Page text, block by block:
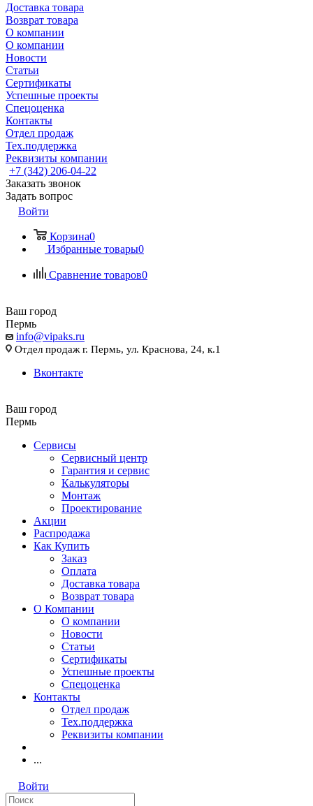
Доставка товара
Возврат товара
О компании
О компании
Новости
Статьи
Сертификаты
Успешные проекты
Спецоценка
Контакты
Отдел продаж
Тех.поддержка
Реквизиты компании
+7 (342) 206-04-22
Заказать звонок
Задать вопрос
Войти
Корзина0
Избранные товары0
Сравнение товаров0
Ваш город
Пермь
info@vipaks.ru
Отдел продаж г. Пермь, ул. Краснова, 24, к.1
Вконтакте
Ваш город
Пермь
Сервисы
Сервисный центр
Гарантия и сервис
Калькуляторы
Монтаж
Проектирование
Акции
Распродажа
Как Купить
Заказ
Оплата
Доставка товара
Возврат товара
О Компании
О компании
Новости
Статьи
Сертификаты
Успешные проекты
Спецоценка
Контакты
Отдел продаж
Тех.поддержка
Реквизиты компании
...
Войти